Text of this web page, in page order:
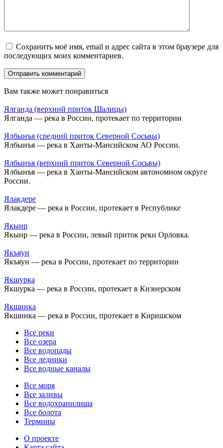
Сохранить моё имя, email и адрес сайта в этом браузере для
последующих моих комментариев.
Вам также может понравиться
Ялганда (верхний приток Шалицы)
Ялганда — река в России, протекает по территории
Ялбынъя (средний приток Северной Сосьвы)
Ялбынъя — река в Ханты-Мансийском АО России.
Ялбынъя (верхний приток Северной Сосьвы)
Ялбынъя — река в Ханты-Мансийском автономном округе
России.
Ялакдере
Ялакдере — река в России, протекает в Республике
Якынр
Якынр — река в России, левый приток реки Орловка.
Якъяун
Якъяун — река в России, протекает по территории
Якшурка
Якшурка — река в России, протекает в Кизнерском
Якшинка
Якшинка — река в России, протекает в Киришском
Все реки
Все озера
Все водопады
Все ледники
Все водные каналы
Все моря
Все заливы
Все водохранилища
Все болота
Термины
О проекте